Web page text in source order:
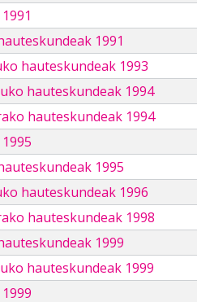
1991
hauteskundeak 1993
hauteskundeak 1994
hauteskundeak 1994
1995
hauteskundeak 1996
hauteskundeak 1998
1999
hauteskundeak 1999